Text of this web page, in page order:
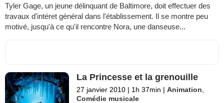
Tyler Gage, un jeune délinquant de Baltimore, doit effectuer des
travaux d'intéret général dans l'établissement. Il se montre peu
motivé, jusqu'à ce qu'il rencontre Nora, une danseuse...
La Princesse et la grenouille
27 janvier 2010 | 1h 37min | Animation
Comédie musicale